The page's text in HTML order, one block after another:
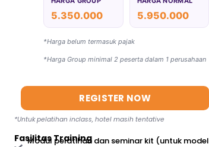
5.350.000 5.950.000
*Harga belum termasuk pajak
*Harga Group minimal 2 peserta dalam 1 perusahaan
REGISTER NOW
*Untuk pelatihan inclass, hotel masih tentative
Fasilitas Training
Modul pelatihan dan seminar kit (untuk model